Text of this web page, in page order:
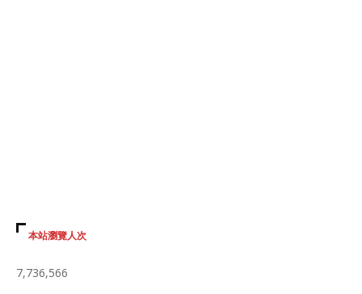
本站瀏覽人次
7,736,566